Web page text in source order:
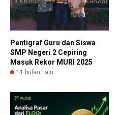
Pentigraf Guru dan Siswa
SMP Negeri 2 Cepiring
Masuk Rekor MURI 2025
11 bulan lalu